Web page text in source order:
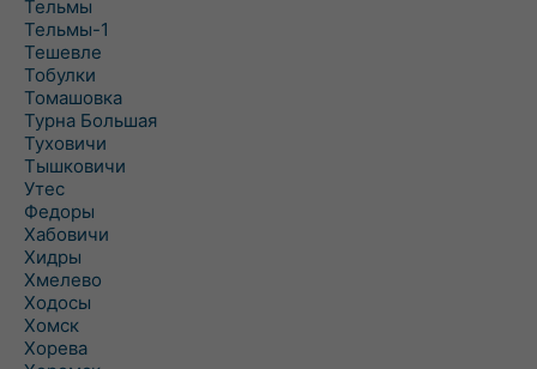
Тельмы
Тельмы-1
Тешевле
Тобулки
Томашовка
Турна Большая
Туховичи
Тышковичи
Утес
Федоры
Хабовичи
Хидры
Хмелево
Ходосы
Хомск
Хорева